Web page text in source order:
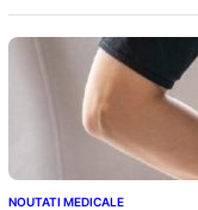
NOUTATI MEDICALE